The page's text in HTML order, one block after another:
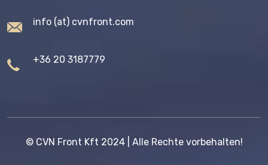
info (at) cvnfront.com
+36 20 3187779
© CVN Front Kft 2024 | Alle Rechte vorbehalten!